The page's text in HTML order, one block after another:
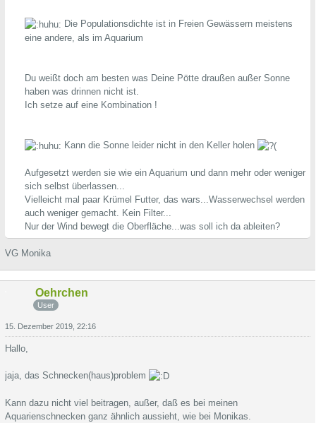
Die Populationsdichte ist in Freien Gewässern meistens
eine andere, als im Aquarium
Du weißt doch am besten was Deine Pötte draußen außer Sonne
haben was drinnen nicht ist.
Ich setze auf eine Kombination !
Kann die Sonne leider nicht in den Keller holen
Aufgesetzt werden sie wie ein Aquarium und dann mehr oder weniger
sich selbst überlassen...
Vielleicht mal paar Krümel Futter, das wars...Wasserwechsel werden
auch weniger gemacht. Kein Filter...
Nur der Wind bewegt die Oberfläche...was soll ich da ableiten?
VG Monika
Oehrchen
User
15. Dezember 2019, 22:16
Hallo,
jaja, das Schnecken(haus)problem
Kann dazu nicht viel beitragen, außer, daß es bei meinen
Aquarienschnecken ganz ähnlich aussieht, wie bei Monikas.